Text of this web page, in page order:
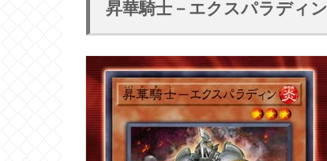
昇華騎士－エクスパラディン